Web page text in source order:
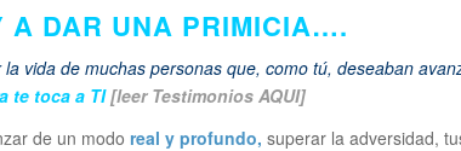
A DAR UNA PRIMICIA….
vida de muchas personas que, como tú, deseaban
te toca a TI[leer Testimonios AQUI]
de un modo real y profundo, superar la adversidad,